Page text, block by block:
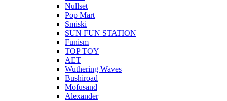
Nullset
Pop Mart
Smiski
SUN FUN STATION
Funism
TOP TOY
AET
Wuthering Waves
Bushiroad
Mofusand
Alexander